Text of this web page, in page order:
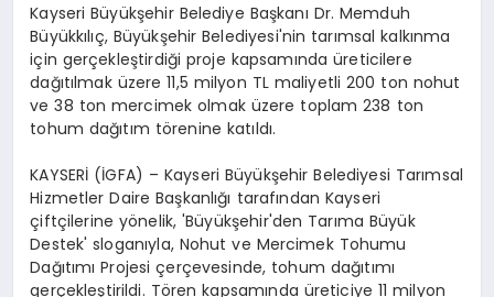
Kayseri Büyükşehir Belediye Başkanı Dr. Memduh
Büyükkılıç, Büyükşehir Belediyesi'nin tarımsal kalkınma
için gerçekleştirdiği proje kapsamında üreticilere
dağıtılmak üzere 11,5 milyon TL maliyetli 200 ton nohut
ve 38 ton mercimek olmak üzere toplam 238 ton
tohum dağıtım törenine katıldı.
KAYSERİ (İGFA) – Kayseri Büyükşehir Belediyesi Tarımsal
Hizmetler Daire Başkanlığı tarafından Kayseri
çiftçilerine yönelik, 'Büyükşehir'den Tarıma Büyük
Destek' sloganıyla, Nohut ve Mercimek Tohumu
Dağıtımı Projesi çerçevesinde, tohum dağıtımı
gerçekleştirildi. Tören kapsamında üreticiye 11 milyon